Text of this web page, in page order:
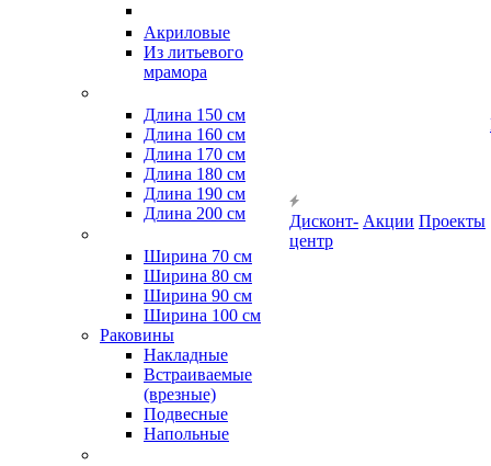
Акриловые
Из литьевого
мрамора
Длина 150 см
Длина 160 см
Длина 170 см
Длина 180 см
Длина 190 см
Длина 200 см
Ширина 70 см
Ширина 80 см
Ширина 90 см
Ширина 100 см
Раковины
Накладные
Встраиваемые
(врезные)
Подвесные
Напольные
Дисконт-
центр
Акции Проекты